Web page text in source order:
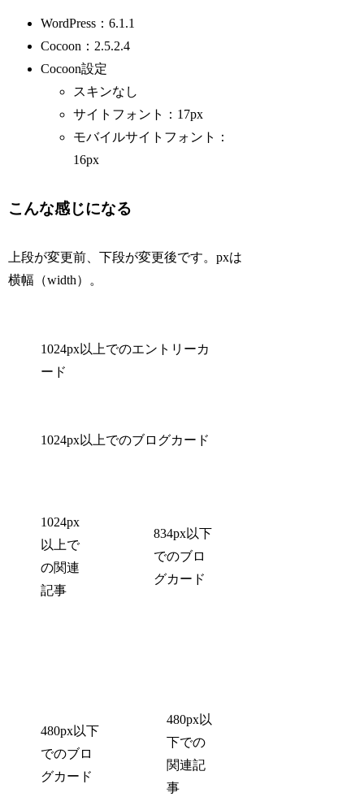
WordPress：6.1.1
Cocoon：2.5.2.4
Cocoon設定
スキンなし
サイトフォント：17px
モバイルサイトフォント：
16px
こんな感じになる
上段が変更前、下段が変更後です。pxは
横幅（width）。
1024px以上でのエントリーカ
ード
1024px以上でのブログカード
1024px
以上で
の関連
記事
834px以下
でのブロ
グカード
480px以下
でのブロ
グカード
480px以
下での
関連記
事